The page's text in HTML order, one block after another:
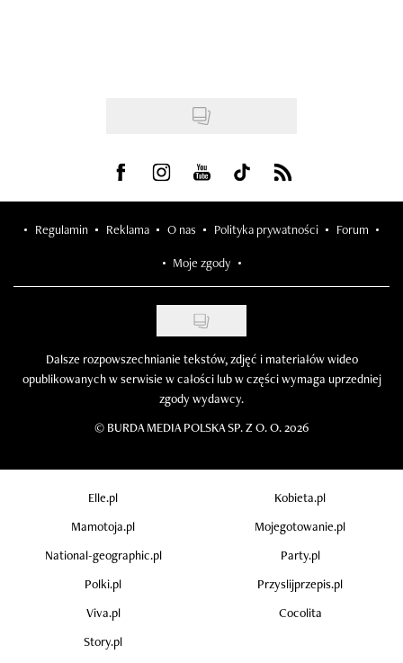
Visit us on Facebook
Visit us on Instagram
Visit us on Youtube
Visit us on Tiktok
Visit us on Rss
Regulamin Reklama O nas Polityka prywatności Forum
Moje zgody
Dalsze rozpowszechnianie tekstów, zdjęć i materiałów wideo
opublikowanych w serwisie w całości lub w części wymaga uprzedniej
zgody wydawcy.
© BURDA MEDIA POLSKA SP. Z O. O. 2026
Elle.pl
Kobieta.pl
Mamotoja.pl
Mojegotowanie.pl
National-geographic.pl
Party.pl
Polki.pl
Przyslijprzepis.pl
Viva.pl
Cocolita
Story.pl